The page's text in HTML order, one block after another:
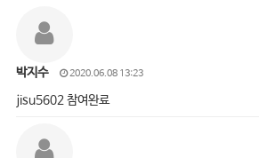
박지수 2020.06.08 13:23
jisu5602 참여완료